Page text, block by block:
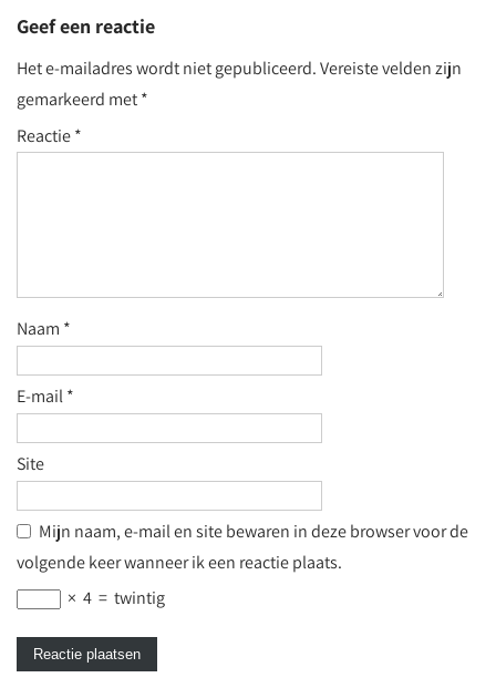
Geef een reactie
Het e-mailadres wordt niet gepubliceerd.Vereiste velden zijn
gemarkeerd met*
Reactie*
Naam *
E-mail*
Site
Mijn naam, e-mail en site bewaren in deze browser voor de
volgende keer wanneer ik een reactie plaats.
× 4 = twintig